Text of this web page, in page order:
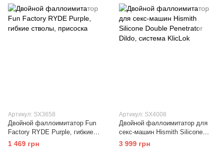
Артикул: SX3658
Двойной фаллоимитатор Fun
Factory RYDE Purple, гибкие
стволы, присоска
1 469 грн
Артикул: SX4008
Двойной фаллоимитатор для
секс-машин Hismith Silicone
Double Penetrator Dildo,
система KlicLok
3 999 грн